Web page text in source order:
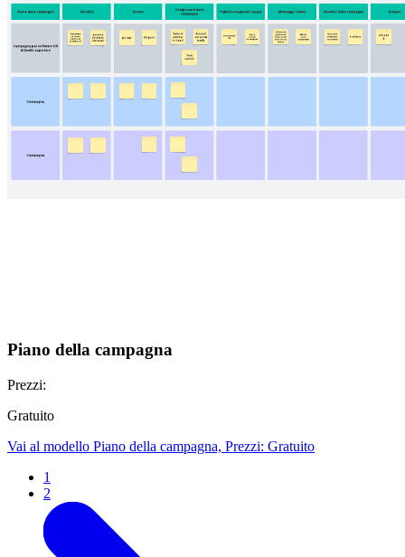
Piano della campagna
Prezzi:
Gratuito
Vai al modello Piano della campagna, Prezzi: Gratuito
1
2